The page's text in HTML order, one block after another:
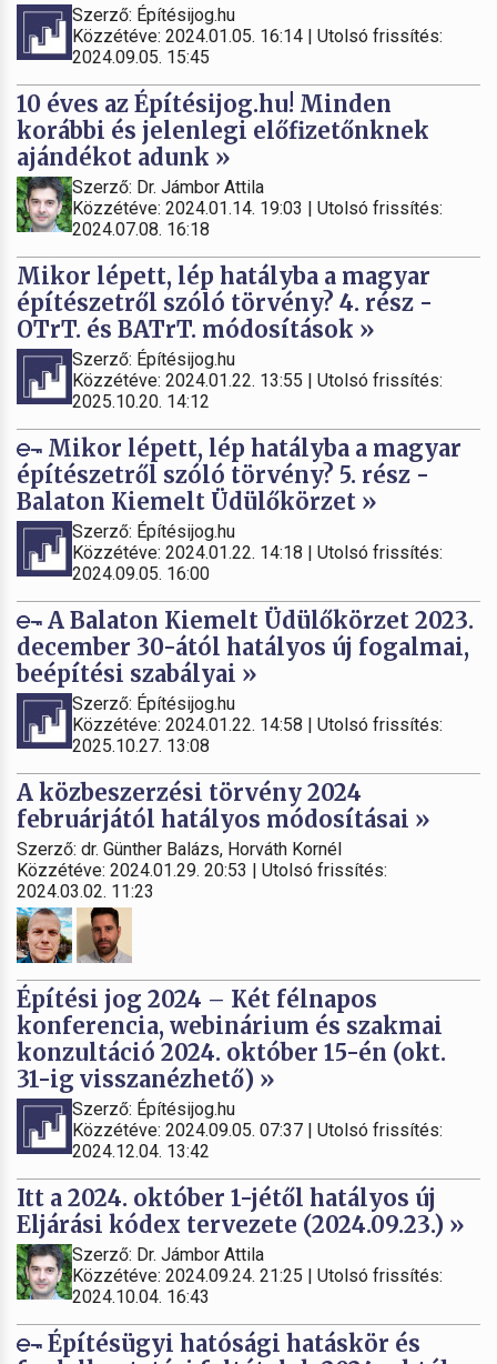
Szerző: Építésijog.hu
Közzétéve: 2024.01.05. 16:14 | Utolsó frissítés:
2024.09.05. 15:45
10 éves az Építésijog.hu! Minden
korábbi és jelenlegi előfizetőnknek
ajándékot adunk »
Szerző: Dr. Jámbor Attila
Közzétéve: 2024.01.14. 19:03 | Utolsó frissítés:
2024.07.08. 16:18
Mikor lépett, lép hatályba a magyar
építészetről szóló törvény? 4. rész -
OTrT. és BATrT. módosítások »
Szerző: Építésijog.hu
Közzétéve: 2024.01.22. 13:55 | Utolsó frissítés:
2025.10.20. 14:12
Mikor lépett, lép hatályba a magyar
építészetről szóló törvény? 5. rész -
Balaton Kiemelt Üdülőkörzet »
Szerző: Építésijog.hu
Közzétéve: 2024.01.22. 14:18 | Utolsó frissítés:
2024.09.05. 16:00
A Balaton Kiemelt Üdülőkörzet 2023.
december 30-ától hatályos új fogalmai,
beépítési szabályai »
Szerző: Építésijog.hu
Közzétéve: 2024.01.22. 14:58 | Utolsó frissítés:
2025.10.27. 13:08
A közbeszerzési törvény 2024
februárjától hatályos módosításai »
Szerző: dr. Günther Balázs, Horváth Kornél
Közzétéve: 2024.01.29. 20:53 | Utolsó frissítés:
2024.03.02. 11:23
Építési jog 2024 – Két félnapos
konferencia, webinárium és szakmai
konzultáció 2024. október 15-én (okt.
31-ig visszanézhető) »
Szerző: Építésijog.hu
Közzétéve: 2024.09.05. 07:37 | Utolsó frissítés:
2024.12.04. 13:42
Itt a 2024. október 1-jétől hatályos új
Eljárási kódex tervezete (2024.09.23.) »
Szerző: Dr. Jámbor Attila
Közzétéve: 2024.09.24. 21:25 | Utolsó frissítés:
2024.10.04. 16:43
Építésügyi hatósági hatáskör és